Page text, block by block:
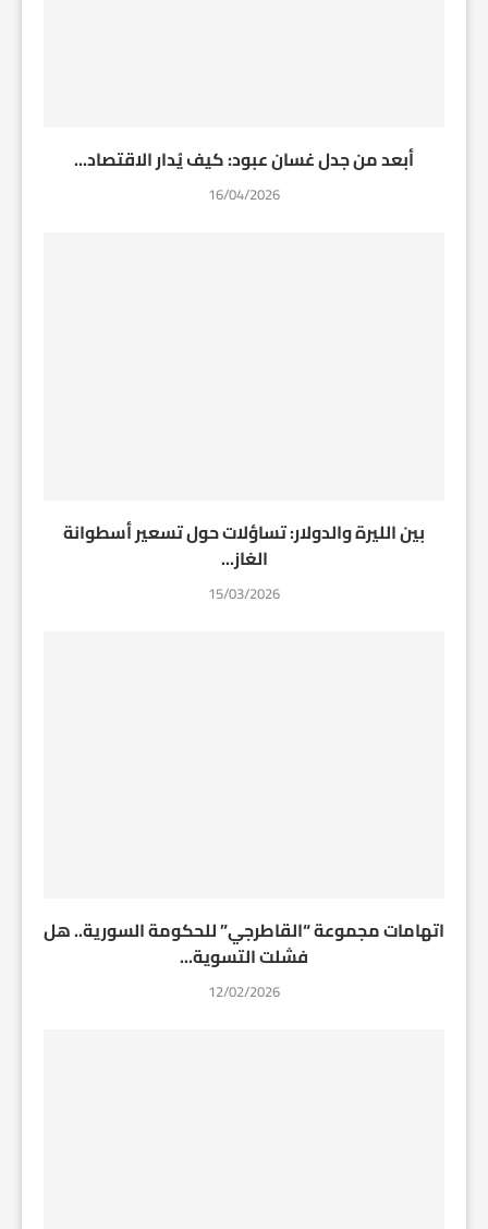
أبعد من جدل غسان عبود: كيف يُدار الاقتصاد...
16/04/2026
بين الليرة والدولار: تساؤلات حول تسعير أسطوانة
الغاز...
15/03/2026
اتهامات مجموعة “القاطرجي” للحكومة السورية.. هل
فشلت التسوية...
12/02/2026